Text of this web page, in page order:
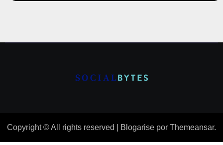
Copyright © All rights reserved Blogarise por Themeansar.